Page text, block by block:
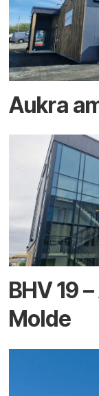
Aukra
BHV 19
Molde